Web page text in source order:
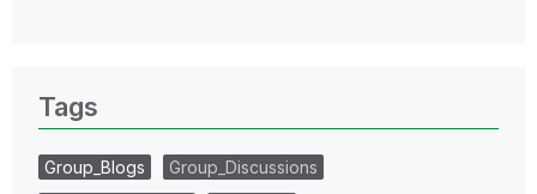
Tags
Group_Blogs
Group_Discussions